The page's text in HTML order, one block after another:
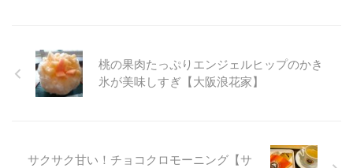
桃の果肉たっぷりエンジェルヒップのかき
氷が美味しすぎ【大阪浪花家】
サクサク甘い！チョコクロモーニング【サ